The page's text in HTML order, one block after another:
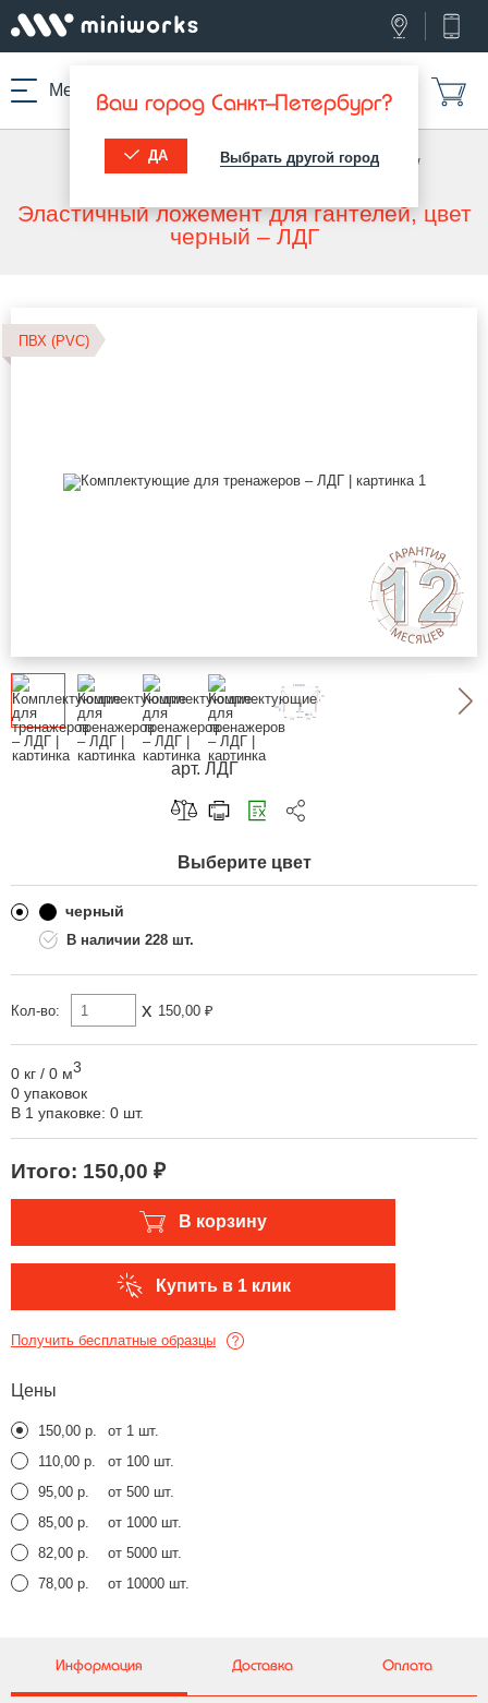
Меню Ваш город Санкт-Петербург?
ДА Выбрать другой город
МИНИВОРКС ПРО КОМПЛЕКТУЮЩИЕ ДЛЯ МАФ
/
КОМПЛЕКТУЮЩИЕ ДЛЯ ТРЕНАЖЕРОВ
Эластичный ложемент для гантелей, цвет
черный – ЛДГ
ПВХ (PVC)
арт. ЛДГ
Скопировать ссылку
Telegram
Выберите цвет
черный
228 шт.
Кол-во: x 150,00 ₽
0 кг / 0 м3
0 упаковок
В 1 упаковке: 0 шт.
Итого: 150,00 ₽
В корзину
Купить в 1 клик
Получить бесплатные образцы
Цены
150,00 р.
от 1 шт.
110,00 р.
от 100 шт.
95,00 р.
от 500 шт.
85,00 р.
от 1000 шт.
82,00 р.
от 5000 шт.
78,00 р.
от 10000 шт.
Информация Доставка Оплата